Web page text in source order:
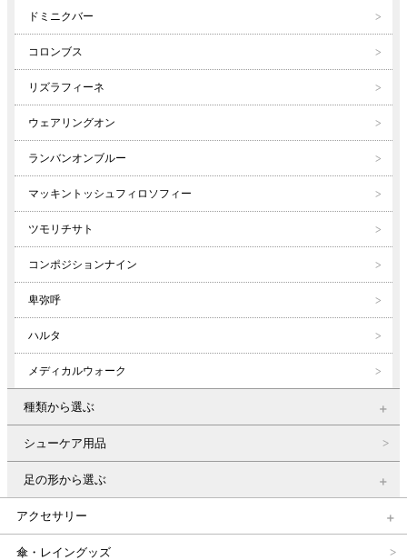
ドミニクバー
コロンブス
リズラフィーネ
ウェアリングオン
ランバンオンブルー
マッキントッシュフィロソフィー
ツモリチサト
コンポジションナイン
卑弥呼
ハルタ
メディカルウォーク
種類から選ぶ
シューケア用品
足の形から選ぶ
アクセサリー
傘・レイングッズ